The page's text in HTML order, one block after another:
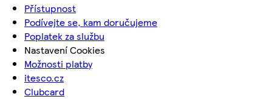
Přístupnost
Podívejte se, kam doručujeme
Poplatek za službu
Nastavení Cookies
Možnosti platby
itesco.cz
Clubcard